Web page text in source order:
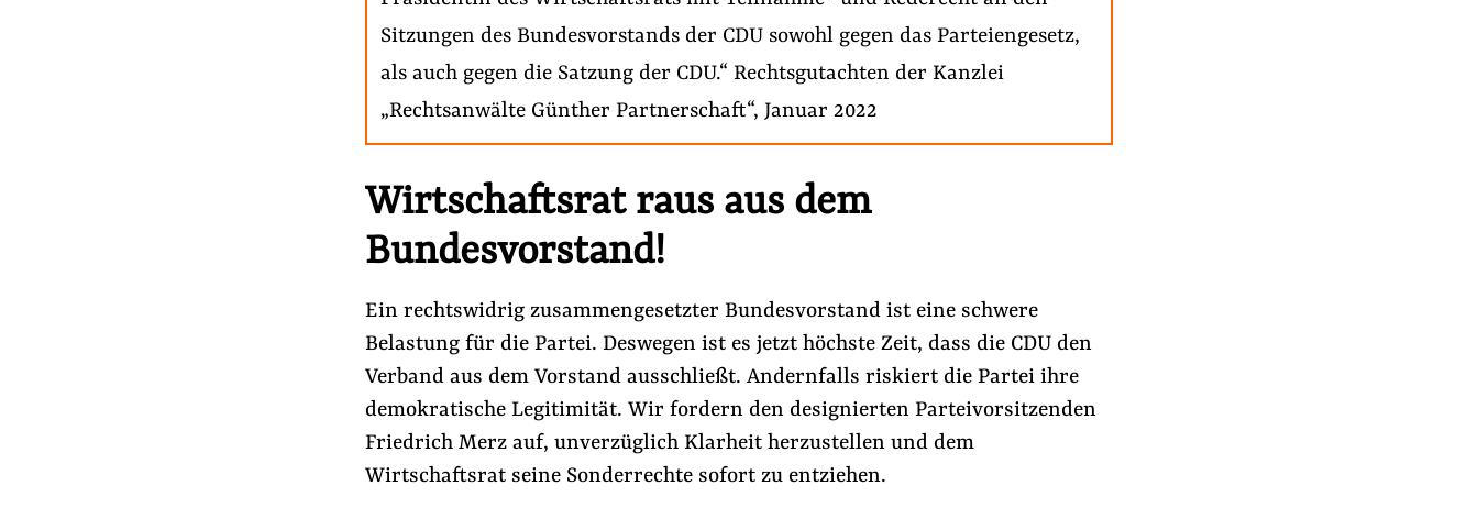
Sitzungen des Bundesvorstands der CDU sowohl gegen das Parteiengesetz,
als auch gegen die Satzung der CDU.“ Rechtsgutachten der Kanzlei
„Rechtsanwälte Günther Partnerschaft“, Januar 2022
Wirtschaftsrat raus aus dem
Bundesvorstand!
Ein rechtswidrig zusammengesetzter Bundesvorstand ist eine schwere
Belastung für die Partei. Deswegen ist es jetzt höchste Zeit, dass die CDU den
Verband aus dem Vorstand ausschließt. Andernfalls riskiert die Partei ihre
demokratische Legitimität. Wir fordern den designierten Parteivorsitzenden
Friedrich Merz auf, unverzüglich Klarheit herzustellen und dem
Wirtschaftsrat seine Sonderrechte sofort zu entziehen.